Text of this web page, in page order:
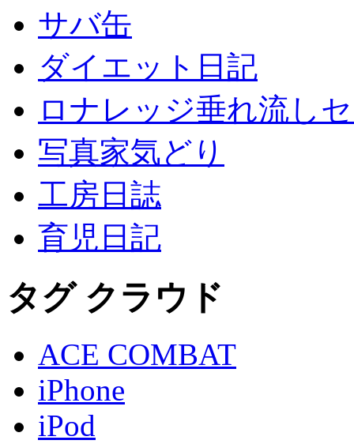
サバ缶
ダイエット日記
ロナレッジ垂れ流し
写真家気どり
工房日誌
育児日記
タグ クラウド
ACE COMBAT
iPhone
iPod